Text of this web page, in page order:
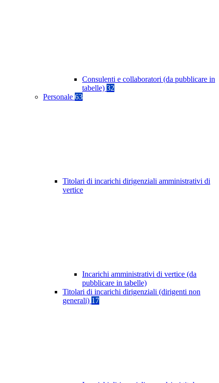
Consulenti e collaboratori (da pubblicare in
tabelle) 32
Personale 63
Titolari di incarichi dirigenziali amministrativi di
vertice
Incarichi amministrativi di vertice (da
pubblicare in tabelle)
Titolari di incarichi dirigenziali (dirigenti non
generali) 17